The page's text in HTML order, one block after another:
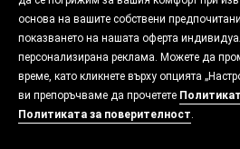
основа на вашите собствени
показването на нашата оферта
персонализирана реклама. Можете да
време, като кликнете върху опцията
ви препоръчваме да прочетете
Политиката за поверителност.